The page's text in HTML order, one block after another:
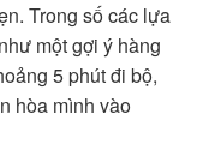
Trong số các lựa
một gợi ý hàng
5 phút đi bộ,
hòa mình vào